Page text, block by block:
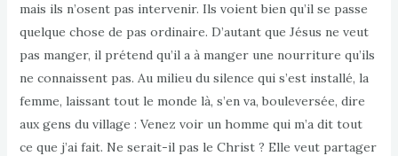
mais ils n’osent pas intervenir. Ils voient bien qu’il se passe
quelque chose de pas ordinaire. D’autant que Jésus ne veut
pas manger, il prétend qu’il a à manger une nourriture qu’ils
ne connaissent pas. Au milieu du silence qui s’est installé, la
femme, laissant tout le monde là, s’en va, bouleversée, dire
aux gens du village : Venez voir un homme qui m’a dit tout
ce que j’ai fait. Ne serait-il pas le Christ ? Elle veut partager